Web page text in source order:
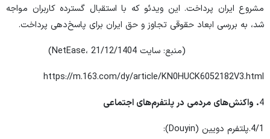
مشروع ایران پرداخت. این ویدئو که با استقبال گسترده کاربران مواجه
شد، به بررسی ابعاد حقوقی تجاوز و حق ایران برای پاسخ‌دهی پرداخت.
(منبع: سایت NetEase، 21/12/1404)
https://m.163.com/dy/article/KN0HUCK6052182V3.html
4
. واکنش‌های مردمی در پلتفرم‌های اجتماعی
4/1.پلتفرم دویین (Douyin):